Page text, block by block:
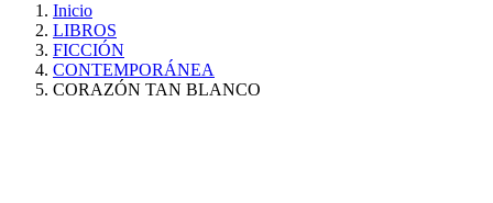
Inicio
LIBROS
FICCIÓN
CONTEMPORÁNEA
CORAZÓN TAN BLANCO